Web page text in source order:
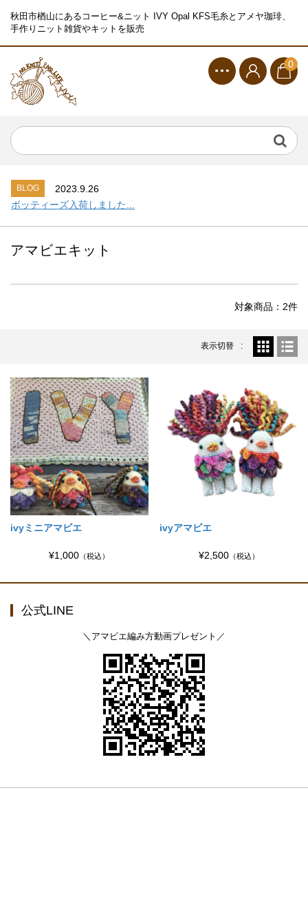
秋田市楢山にあるコーヒー&ニット IVY Opal KFS毛糸とアメヤ珈琲、
手作りニット雑貨やキットを販売
0
シャーフパーテ１５シリーズ入荷しました...
BLOG
2023.9.27
BLOG
2023.9.26
ボッティーズ入荷しました...
BLOG
2023.9.27
BLOG
2023.9.26
アマビエキット
対象商品：2件
表示切替
ivyミニアマビエ
¥1,000 （税込）
ivyアマビエ
¥2,500（税込）
公式LINE
＼アマビエ編み方動画プレゼント／